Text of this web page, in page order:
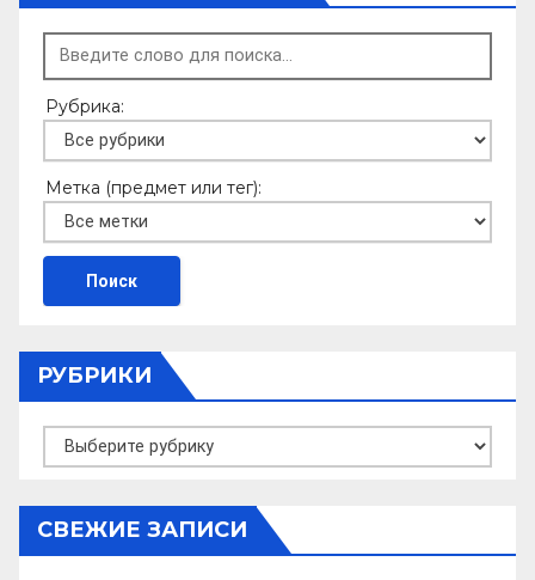
ni
ki
т
ь
Рубрика:
Метка (предмет или тег):
РУБРИКИ
Рубрики
СВЕЖИЕ ЗАПИСИ